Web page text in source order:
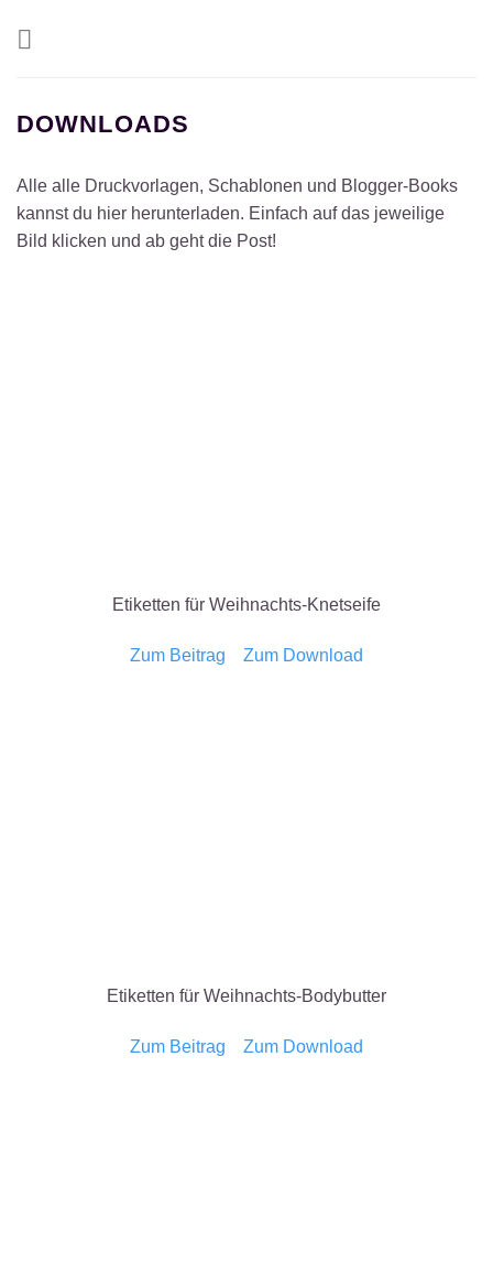
DOWNLOADS
Alle alle Druckvorlagen, Schablonen und Blogger-Books
kannst du hier herunterladen. Einfach auf das jeweilige
Bild klicken und ab geht die Post!
Etiketten für Weihnachts-Knetseife
Zum Beitrag Zum Download
Etiketten für Weihnachts-Bodybutter
Zum Beitrag Zum Download